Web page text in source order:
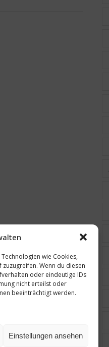
wie Cookies,
Wenn du diesen
oder eindeutige IDs
nicht erteilst oder
beeinträchtigt werden.
Einstellungen ansehen